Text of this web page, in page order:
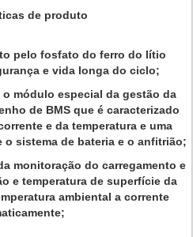
de produto
pelo fosfato do ferro do lítio
e vida longa do ciclo;
módulo especial da gestão da
de BMS que é caracterizado
e da temperatura e uma
sistema de bateria e o anfitrião;
monitoração do carregamento e
e temperatura de superfície da
ambiental a corrente